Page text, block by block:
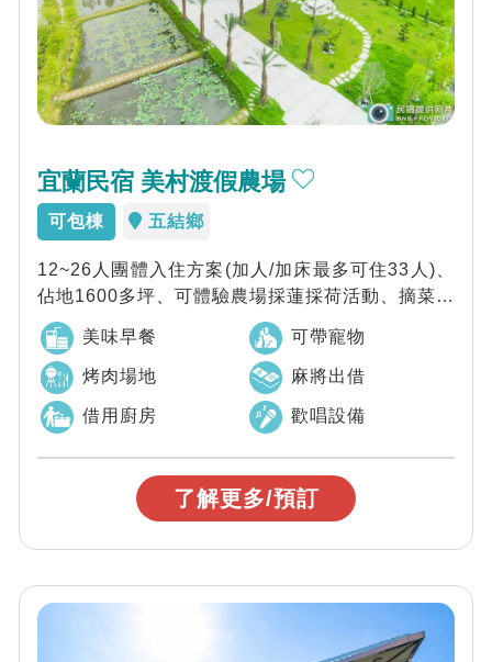
宜蘭民宿 美村渡假農場
可包棟 五結鄉
12~26人團體入住方案(加人/加床最多可住33人)、
佔地1600多坪、可體驗農場採蓮採荷活動、摘菜樂
(季節限定)、近五結傳藝中心...
美味早餐 可帶寵物
烤肉場地 麻將出借
借用廚房 歡唱設備
了解更多/預訂